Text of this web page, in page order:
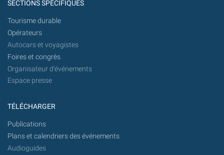
SECTIONS SPÉCIFIQUES
Tourisme durable
Opérateurs
Autocars et voyagistes
Foires et congrès
Organisateur d'événements
Espace presse
TÉLÉCHARGER
Publications
Plans et calendriers des événements
Audioguides